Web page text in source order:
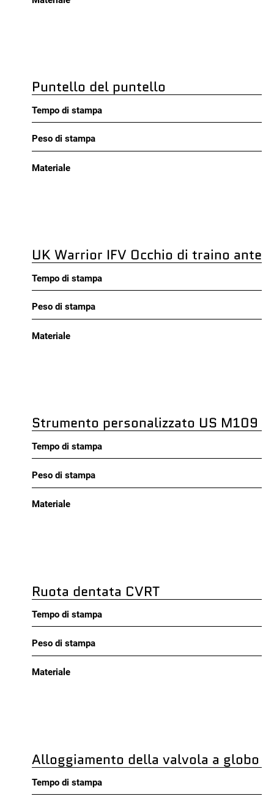
Puntello del puntello
Tempo di stampa
Peso di stampa
Materiale
UK Warrior IFV Occhio di traino
Tempo di stampa
Peso di stampa
Materiale
Strumento personalizzato US M109
Tempo di stampa
Peso di stampa
Materiale
Ruota dentata CVRT
Tempo di stampa
Peso di stampa
Materiale
Alloggiamento della valvola a globo
Tempo di stampa